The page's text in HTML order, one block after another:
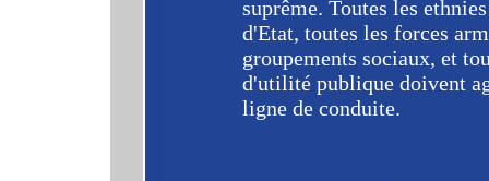
suprême. Toutes les
d'Etat, toutes les forces
groupements sociaux, et
d'utilité publique doivent
ligne de conduite.